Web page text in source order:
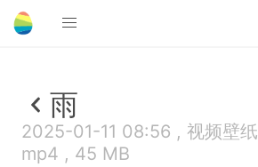
雨
2025-01-11 08:56 , 视频壁纸
mp4 , 45 MB